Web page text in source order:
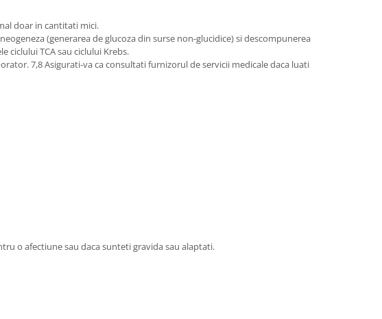
doar in cantitati mici.
(generarea de glucoza din surse non-glucidice) si descompunerea
ciclului TCA sau ciclului Krebs.
7,8 Asigurati-va ca consultati furnizorul de servicii medicale daca luati
o afectiune sau daca sunteti gravida sau alaptati.